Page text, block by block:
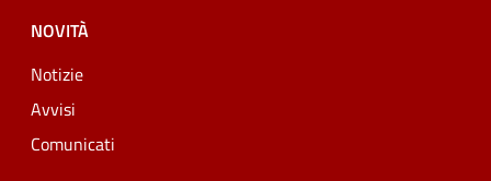
NOVITÀ
Notizie
Avvisi
Comunicati